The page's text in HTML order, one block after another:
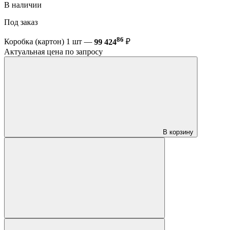
В наличии
Под заказ
Коробка (картон) 1 шт — 99 42486 ₽
Актуальная цена по запросу
В корзину